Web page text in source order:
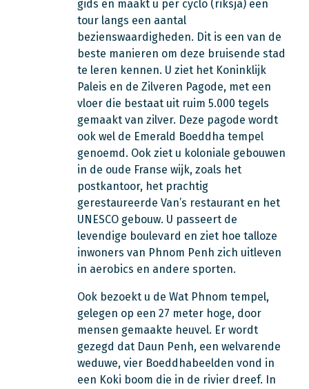
gids en maakt u per cyclo (riksja) een
tour langs een aantal
bezienswaardigheden. Dit is een van de
beste manieren om deze bruisende stad
te leren kennen. U ziet het Koninklijk
Paleis en de Zilveren Pagode, met een
vloer die bestaat uit ruim 5.000 tegels
gemaakt van zilver. Deze pagode wordt
ook wel de Emerald Boeddha tempel
genoemd. Ook ziet u koloniale gebouwen
in de oude Franse wijk, zoals het
postkantoor, het prachtig
gerestaureerde Van’s restaurant en het
UNESCO gebouw. U passeert de
levendige boulevard en ziet hoe talloze
inwoners van Phnom Penh zich uitleven
in aerobics en andere sporten.
Ook bezoekt u de Wat Phnom tempel,
gelegen op een 27 meter hoge, door
mensen gemaakte heuvel. Er wordt
gezegd dat Daun Penh, een welvarende
weduwe, vier Boeddhabeelden vond in
een Koki boom die in de rivier dreef. In